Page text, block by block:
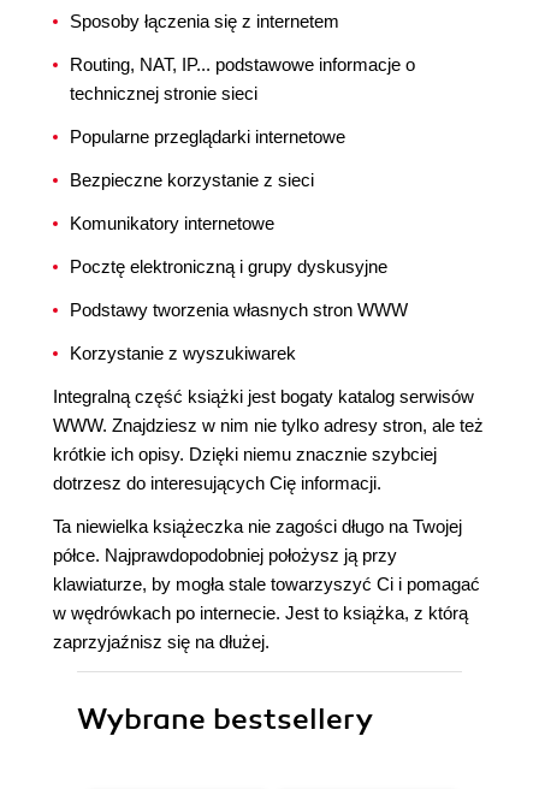
Sposoby łączenia się z internetem
Routing, NAT, IP... podstawowe informacje o
technicznej stronie sieci
Popularne przeglądarki internetowe
Bezpieczne korzystanie z sieci
Komunikatory internetowe
Pocztę elektroniczną i grupy dyskusyjne
Podstawy tworzenia własnych stron WWW
Korzystanie z wyszukiwarek
Integralną część książki jest bogaty katalog serwisów
WWW. Znajdziesz w nim nie tylko adresy stron, ale też
krótkie ich opisy. Dzięki niemu znacznie szybciej
dotrzesz do interesujących Cię informacji.
Ta niewielka książeczka nie zagości długo na Twojej
półce. Najprawdopodobniej położysz ją przy
klawiaturze, by mogła stale towarzyszyć Ci i pomagać
w wędrówkach po internecie. Jest to książka, z którą
zaprzyjaźnisz się na dłużej.
Wybrane bestsellery